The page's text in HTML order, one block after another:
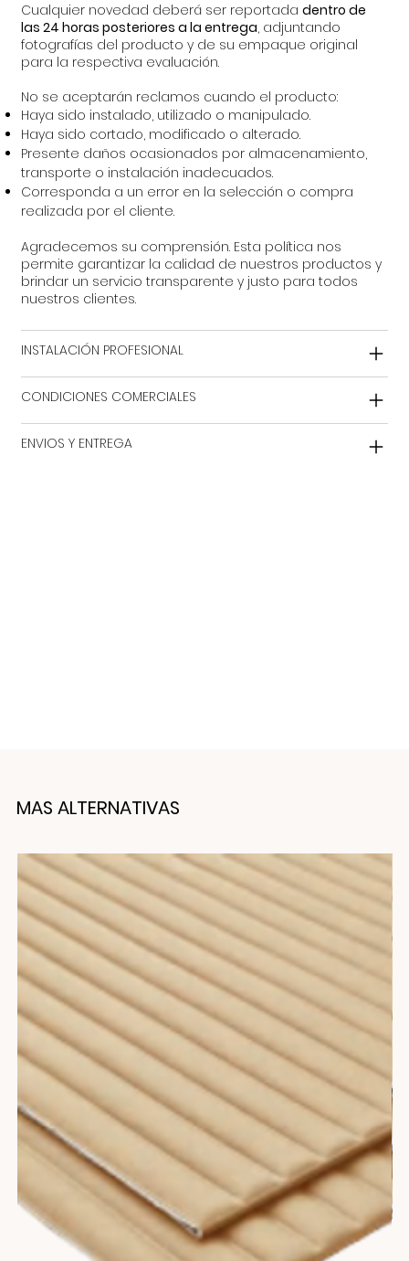
Cualquier novedad deberá ser reportadadentro de
las 24 horas posteriores a la entrega, adjuntando
fotografías del producto y de su empaque original
para la respectiva evaluación.
No se aceptarán reclamos cuando el producto:
Haya sido instalado, utilizado o manipulado.
Haya sido cortado, modificado o alterado.
Presente daños ocasionados por almacenamiento,
transporte o instalación inadecuados.
Corresponda a un error en la selección o compra
realizada por el cliente.
Agradecemos su comprensión. Esta política nos
permite garantizar la calidad de nuestros productos y
brindar un servicio transparente y justo para todos
nuestros clientes.
INSTALACIÓN PROFESIONAL
CONDICIONES COMERCIALES
ENVIOS Y ENTREGA
MAS ALTERNATIVAS